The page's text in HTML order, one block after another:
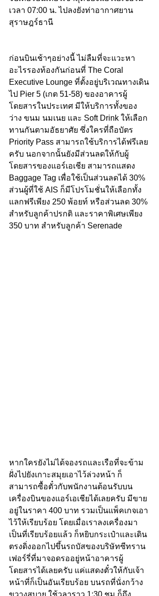
เวลา 07:00 น. ไปลงยังท่าอากาศยาน
สุราษฎร์ธานี
ก่อนบินเช้าๆอย่างนี้ ไม่ลืมที่จะแวะหา
อะไรรองท้องกันก่อนที่ The Coral
Executive Lounge ที่ตั้งอยู่บริเวณทางเดิน
ไป Pier 5 (เกต 51-58) ของอาคารผู้
โดยสารในประเทศ มีให้บริการทั้งของ
ว่าง ขนม นมเนย และ Soft Drink ให้เลือก
ทานกันตามอัธยาศัย ซึ่งใครที่ถือบัตร
Priority Pass สามารถใช้บริการได้ฟรีเลย
ครับ นอกจากนั้นยังมีส่วนลดให้กับผู้
โดยสารของแอร์เอเชีย สามารถแสดง
Baggage Tag เพื่อใช้เป็นส่วนลดได้ 30%
ส่วนผู้ที่ใช้ AIS ก็มีโปรโมชั่นให้เลือกทั้ง
แลกฟรีเพียง 250 พ้อยท์ หรือส่วนลด 30%
สำหรับลูกค้าปรกติ และราคาพิเศษเพียง
350 บาท สำหรับลูกค้า Serenade
หากใครยังไม่ได้จองรถและเรือที่จะข้าม
ฝั่งไปยังเกาะสมุยเอาไว้ล่วงหน้า ก็
สามารถซื้อตั๋วกับพนักงานต้อนรับบน
เครื่องบินของแอร์เอเชียได้เลยครับ มีขาย
อยู่ในราคา 400 บาท รวมเป็นแพ็คเกจเอา
ไว้ให้เรียบร้อย โดยเมื่อเราลงเครื่องมา
เป็นที่เรียบร้อยแล้ว ก็หยิบกระเป๋าและเดิน
ตรงดิ่งออกไปขึ้นรถบัสของบริษัทซีทราน
เฟอร์รี่ที่มาจอดรออยู่หน้าอาคารผู้
โดยสารได้เลยครับ แค่แสดงตั๋วให้กับเจ้า
หน้าที่ก็เป็นอันเรียบร้อย บนรถที่นั่งกว้าง